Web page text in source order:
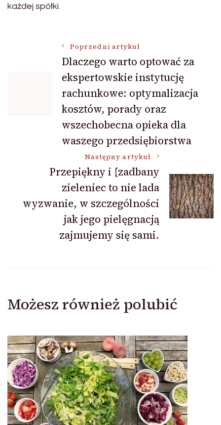
każdej spółki.
Nawigacja
wpisu
Poprzedni artykuł
Dlaczego warto optować za
ekspertowskie instytucję
rachunkowe: optymalizacja
kosztów, porady oraz
wszechobecna opieka dla
waszego przedsiębiorstwa
Następny artykuł
Przepiękny i {zadbany
zieleniec to nie lada
wyzwanie, w szczególności
jak jego pielęgnacją
zajmujemy się sami.
Możesz również polubić